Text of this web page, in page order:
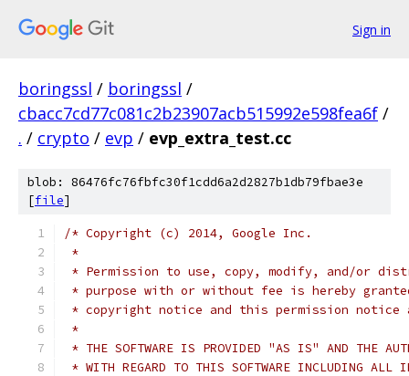
Sign in
boringssl / boringssl /
cbacc7cd77c081c2b23907acb515992e598fea6f /
. / crypto / evp / evp_extra_test.cc
blob: 86476fc76fbfc30f1cdd6a2d2827b1db79fbae3e
[file]
/* Copyright (c) 2014, Google Inc.
*
* Permission to use, copy, modify, and/or
* purpose with or without fee is hereby
* copyright notice and this permission
*
* THE SOFTWARE IS PROVIDED "AS IS" AND THE
* WITH REGARD TO THIS SOFTWARE INCLUDING ALL